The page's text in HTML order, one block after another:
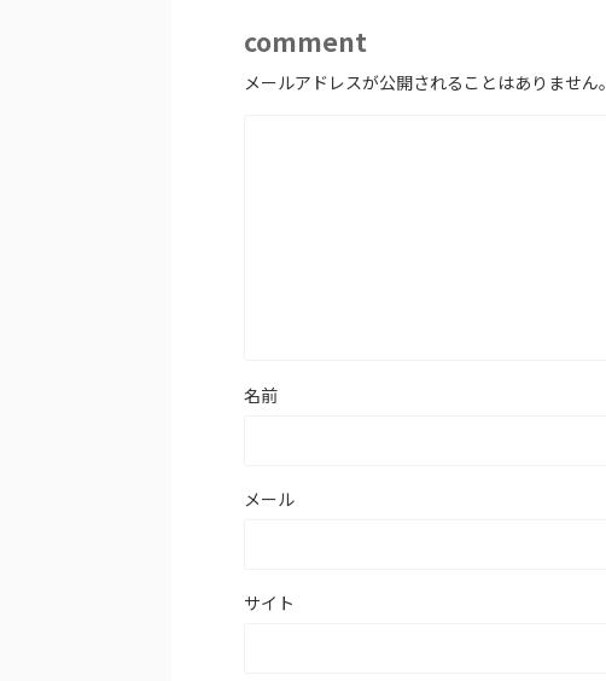
comment
メールアドレスが公開されることはありません。
名前
メール
サイト